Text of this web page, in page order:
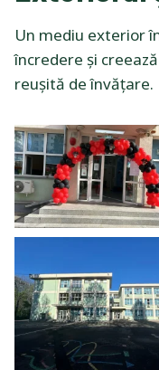
Un mediu exterior
încredere și
reușită de învățare.